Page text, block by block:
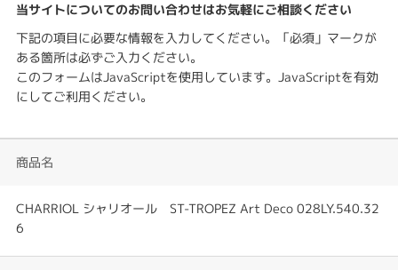
当サイトについてのお問い合わせはお気軽にご相談ください
下記の項目に必要な情報を入力してください。「必須」マークが
ある箇所は必ずご入力ください。
このフォームはJavaScriptを使用しています。JavaScriptを有効
にしてご利用ください。
商品名
CHARRIOL シャリオール ST-TROPEZ Art Deco 028LY.540.32
6